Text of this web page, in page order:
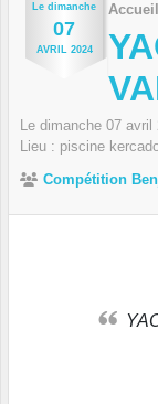
Le dimanche
07
AVRIL 2024
Accueil
Le dimanche 07 avril
Lieu : piscine
Compétition